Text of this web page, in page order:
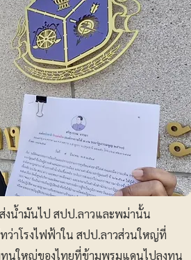
งน้ำมันไป สปป.ลาวและพม่านั้น
ว่าโรงไฟฟ้าใน สปป.ลาวส่วนใหญ่ที่
ทุนใหญ่ของไทยที่ข้ามพรมแดนไปลงทุน